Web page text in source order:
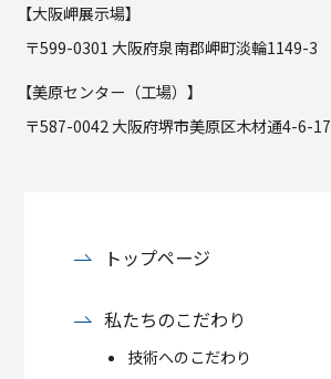
【大阪岬展示場】
〒599-0301 大阪府泉南郡岬町淡輪1149-3
【美原センター（工場）】
〒587-0042 大阪府堺市美原区木材通4-6-17
トップページ
私たちのこだわり
技術へのこだわり